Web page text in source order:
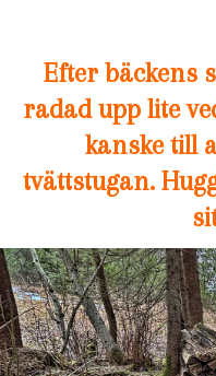
Efter bäckens
radad upp lite
kanske till
tvättstugan.